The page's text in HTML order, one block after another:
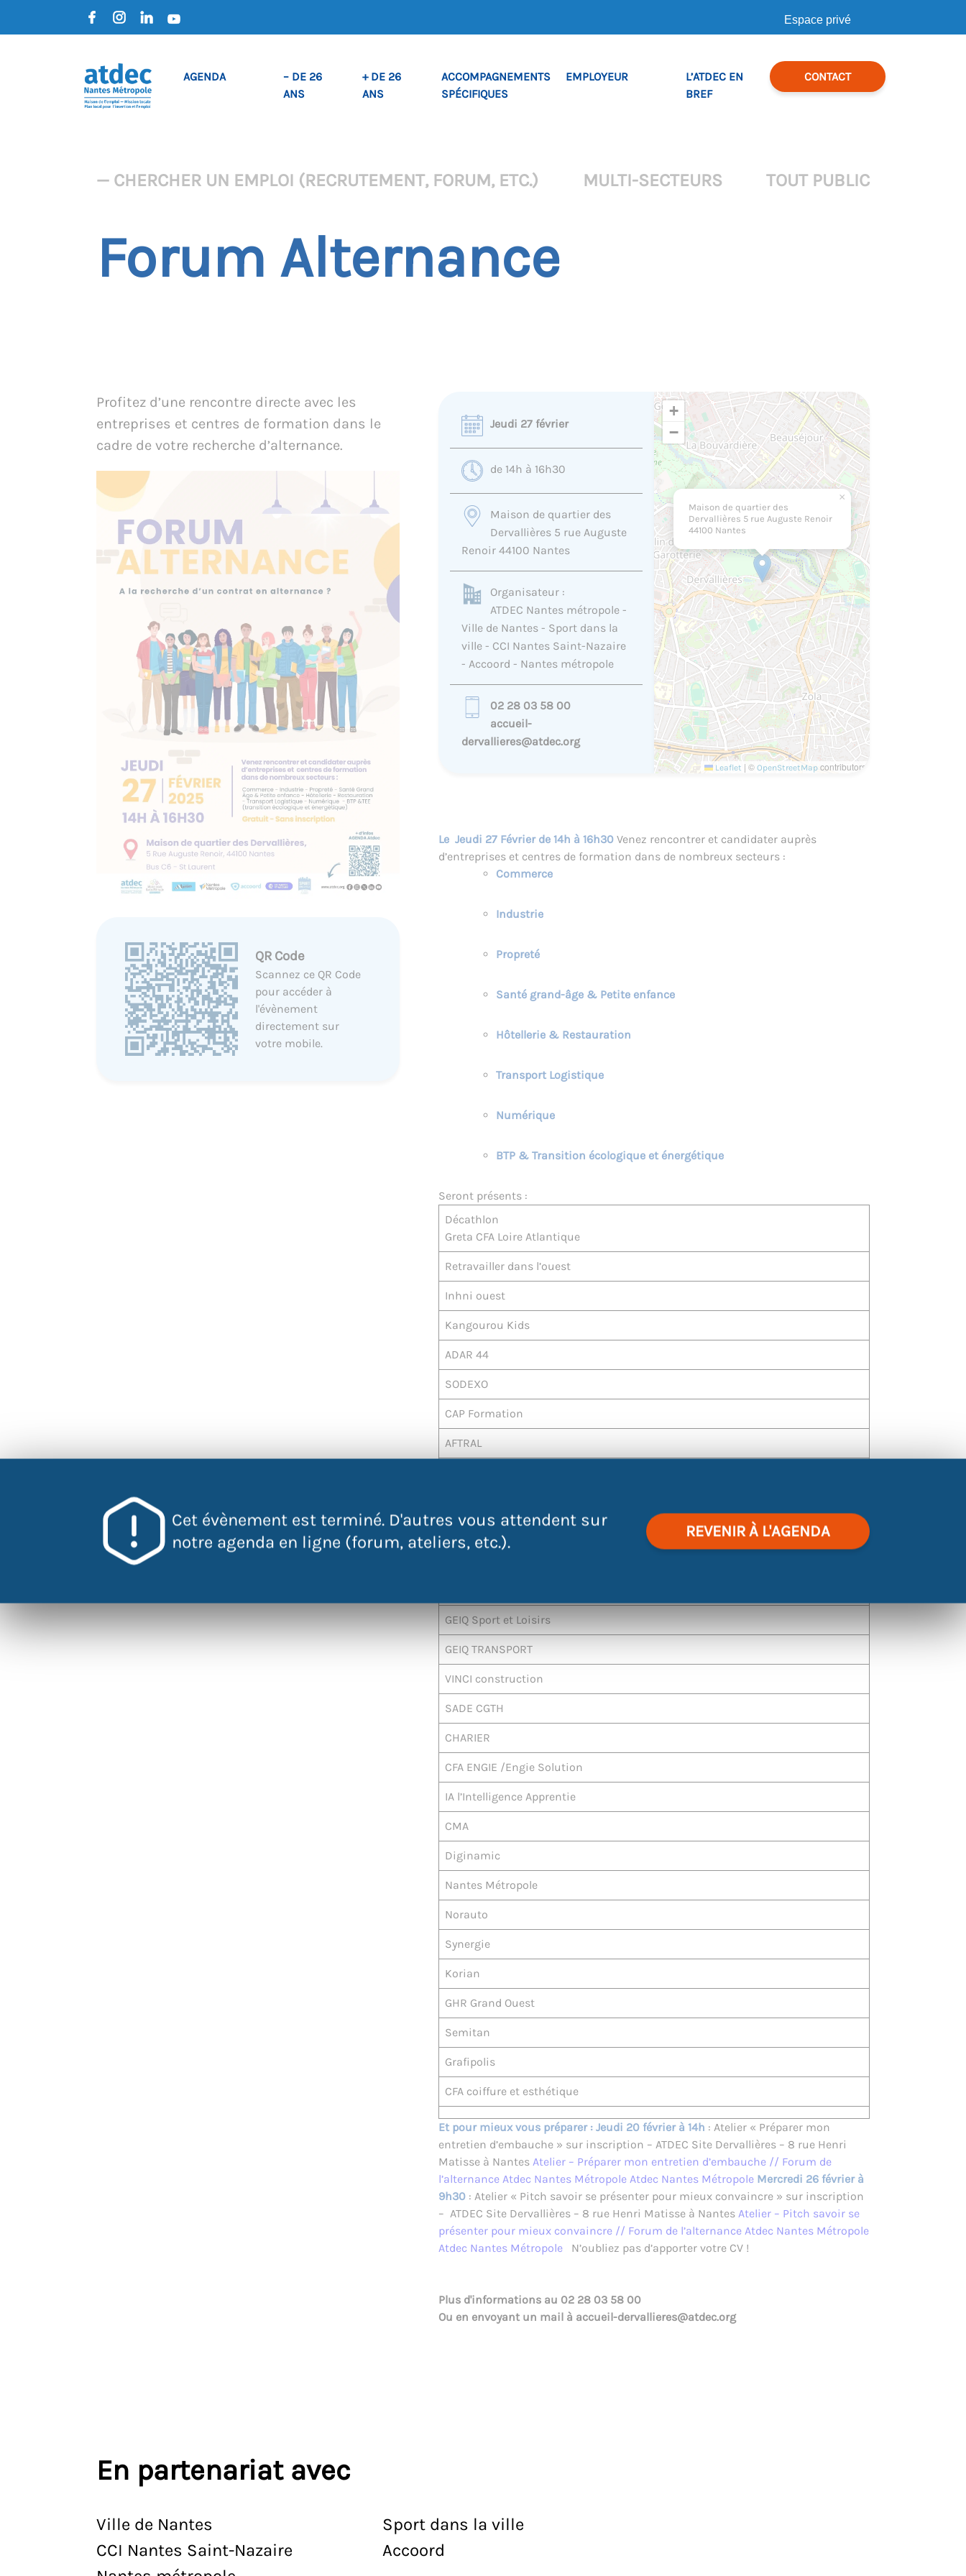
Espace privé
AGENDA
– DE 26
ANS
+ DE 26
ANS
ACCOMPAGNEMENTS
SPÉCIFIQUES
EMPLOYEUR
L’ATDEC EN
BREF
CONTACT
Cet évènement est terminé. D'autres vous attendent sur
notre agenda en ligne (forum, ateliers, etc.).
REVENIR À L'AGENDA
— CHERCHER UN EMPLOI (RECRUTEMENT, FORUM, ETC.) MULTI-SECTEURS TOUT PUBLIC
Forum Alternance
Profitez d’une rencontre directe avec les
entreprises et centres de formation dans le
cadre de votre recherche d’alternance.
QR Code
Scannez ce QR Code
pour accéder à
l'évènement
directement sur
votre mobile.
Jeudi 27 février
de 14h à 16h30
Maison de quartier des
Dervallières 5 rue Auguste
Renoir 44100 Nantes
Organisateur :
ATDEC Nantes métropole -
Ville de Nantes - Sport dans la
ville - CCI Nantes Saint-Nazaire
- Accoord - Nantes métropole
02 28 03 58 00
accueil-
dervallieres@atdec.org
Maison de quartier des
Dervallières 5 rue Auguste Renoir
44100 Nantes
×
+
−
Leaflet | © OpenStreetMapcontributors
Le Jeudi 27 Février de 14h à 16h30Venez rencontrer et candidater auprès
d’entreprises et centres de formation dans de nombreux secteurs :
Commerce
Industrie
Propreté
Santé grand-âge & Petite enfance
Hôtellerie & Restauration
Transport Logistique
Numérique
BTP & Transition écologique et énergétique
Seront présents :
Décathlon
Greta CFA Loire Atlantique
Retravailler dans l’ouest
Inhni ouest
Kangourou Kids
ADAR 44
SODEXO
CAP Formation
AFTRAL
GEIQ INDUSTRIE
GEIQ Sport et Loisirs
GEIQ TRANSPORT
VINCI construction
SADE CGTH
CHARIER
CFA ENGIE /Engie Solution
IA l’Intelligence Apprentie
CMA
Diginamic
Nantes Métropole
Norauto
Synergie
Korian
GHR Grand Ouest
Semitan
Grafipolis
CFA coiffure et esthétique
Et pour mieux vous préparer : Jeudi 20 février à 14h : Atelier « Préparer mon
entretien d’embauche » sur inscription – ATDEC Site Dervallières – 8 rue Henri
Matisse à Nantes Atelier – Préparer mon entretien d’embauche // Forum de
l’alternance Atdec Nantes Métropole Atdec Nantes Métropole Mercredi 26 février à
9h30: Atelier « Pitch savoir se présenter pour mieux convaincre » sur inscription
– ATDEC Site Dervallières – 8 rue Henri Matisse à Nantes Atelier – Pitch savoir se
présenter pour mieux convaincre // Forum de l’alternance Atdec Nantes Métropole
Atdec Nantes MétropoleN’oubliez pas d’apporter votre CV !
Plus d'informations au 02 28 03 58 00
Ou en envoyant un mail à accueil-dervallieres@atdec.org
En partenariat avec
Ville de Nantes
Sport dans la ville
CCI Nantes Saint-Nazaire
Accoord